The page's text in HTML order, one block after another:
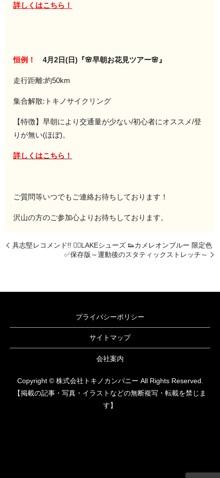
詳しくはこちら！
恒例！ 4月2日(日)『🌸早朝お花見ツアー🌸』
走行距離:約50km
集合解散:トキノサイクリング
【特徴】早朝により交通量が少ない/初心者にオススメ/登
りが無い(ほぼ)。
詳しくはこちら！
ご質問等いつでもご連絡お待ちしております！
沢山の方のご参加心よりお待ちしております。
具志堅レコメンド!! 🚴‍♂️LAKEシューズ 👟カメレオンブルー 限定色
✅保存版～運動後のスタティックストレッチ～
プライバシーポリシー
サイトマップ
会社案内
Copyright © 株式会社トキノカンパニー All Rights Reserved.
【掲載の記事・写真・イラストなどの無断複写・転載を禁じま
す】